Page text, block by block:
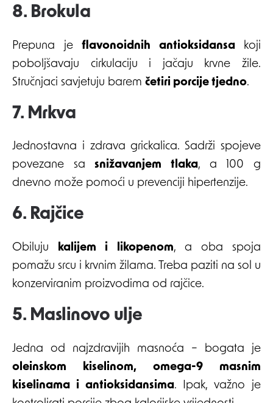
8. Brokula
Prepuna je flavonoidnih antioksidansakoji
poboljšavaju cirkulaciju i jačaju krvne žile.
Stručnjaci savjetuju barem četiri porcije tjedno.
7. Mrkva
Jednostavna i zdrava grickalica. Sadrži spojeve
povezane sasnižavanjem tlaka, a 100 g
dnevno može pomoći u prevenciji hipertenzije.
6. Rajčice
Obiluju kalijem i likopenom, a oba spoja
pomažu srcu i krvnim žilama. Treba paziti na sol u
konzerviranim proizvodima od rajčice.
5. Maslinovo ulje
Jedna od najzdravijih masnoća – bogata je
oleinskom kiselinom, omega-9 masnim
kiselinama i antioksidansima. Ipak, važno je